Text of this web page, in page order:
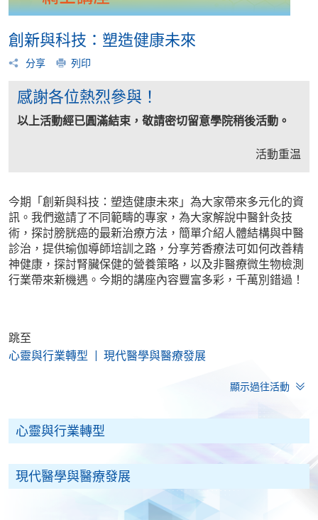
創新與科技：塑造健康未來
分享 列印
感謝各位熱烈參與！
以上活動經已圓滿結束，敬請密切留意學院稍後活動。
活動重温
今期「創新與科技：塑造健康未來」為大家帶來多元化的資
訊。我們邀請了不同範疇的專家，為大家解說中醫針灸技
術，探討膀胱癌的最新治療方法，簡單介紹人體結構與中醫
診治，提供瑜伽導師培訓之路，分享芳香療法可如何改善精
神健康，探討腎臟保健的營養策略，以及非醫療微生物檢測
行業帶來新機遇。今期的講座內容豐富多彩，千萬別錯過！
跳至
心靈與行業轉型
現代醫學與醫療發展
顯示過往活動
心靈與行業轉型
現代醫學與醫療發展